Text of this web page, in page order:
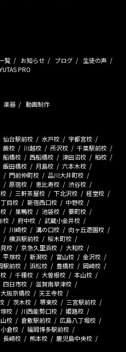
覧 お知らせ ブログ
生徒の声
PRO
楽器 動画制作
仙台駅前校 水戸校
宇都宮校
蕨校 川越校 所沢校
千葉駅前校
船橋校 西船橋校 津田沼校
柏校
飯田橋校 月島校
六本木校
門前仲町校
品川大井町校
原宿校 恵比寿校
渋谷校
三軒茶屋校 下北沢校
経堂校
目校 新宿西口校
中野校
巣鴨校 池袋校
要町校
校 府中校
武蔵小金井校
川崎校 溝の口校
向ヶ丘遊園校
横浜駅前校
桜木町校
校 京急久里浜校
大和校
平塚校 新潟校 富山校
金沢校
駅前校 浜松校 豊橋校
岡崎校
千種校 大曽根校
本山校
四日市校
滋賀南草津校
大阪京橋校
天王寺校
茨木校 堺東校
三宮駅前校
校 川西能勢口校
姫路校
校 倉敷駅前校
広島八丁堀校
倉校
福岡博多駅前校
長崎校 熊本校
鹿児島中央校